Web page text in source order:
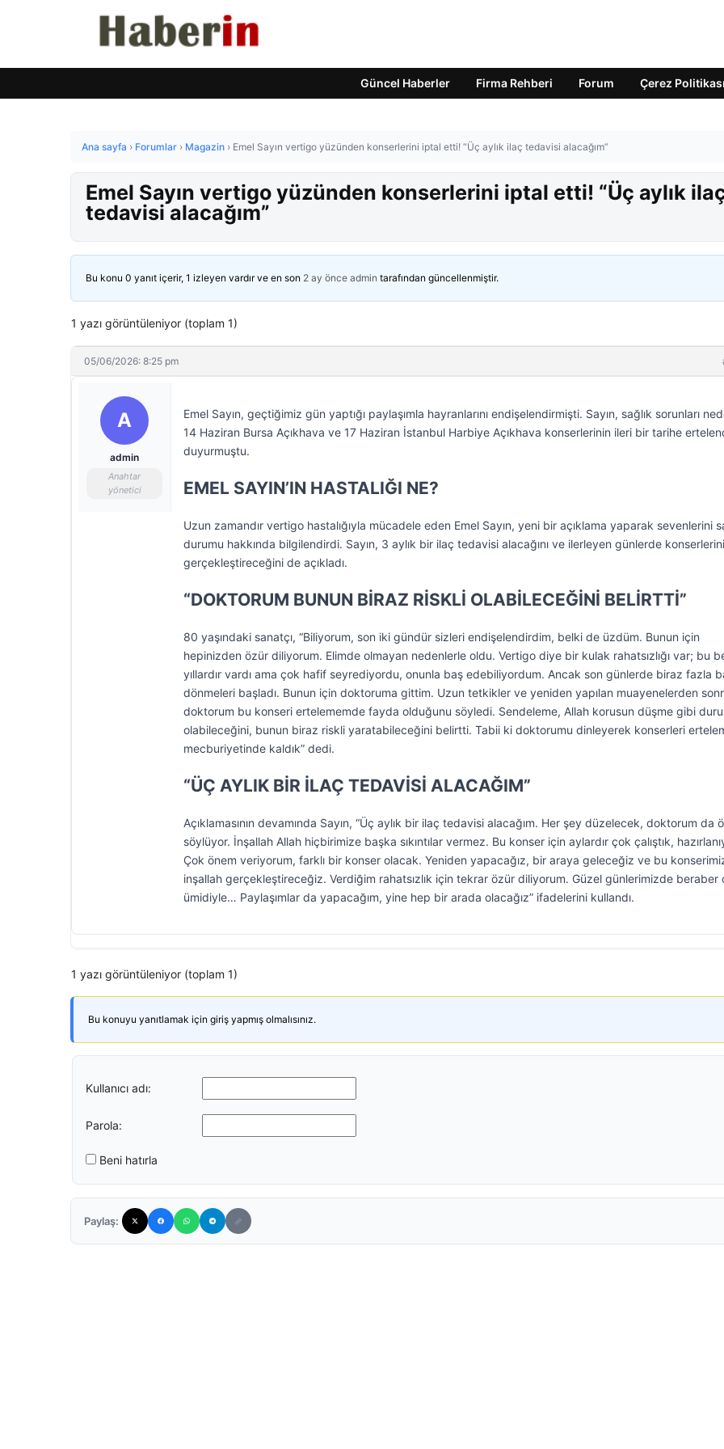
Güncel Haberler Firma Rehberi Forum Çerez Politikası
Ana sayfa › Forumlar › Magazin › Emel Sayın vertigo yüzünden konserlerini iptal etti! “Üç aylık ilaç tedavisi alacağım”
Emel Sayın vertigo yüzünden konserlerini iptal etti! “Üç aylık
tedavisi alacağım”
Bu konu 0 yanıt içerir, 1 izleyen vardır ve en son 2 ay önce admin tarafından güncellenmiştir.
1 yazı görüntüleniyor (toplam 1)
05/06/2026: 8:25 pm
A
admin
Anahtar
yönetici
Emel Sayın, geçtiğimiz gün yaptığı paylaşımla hayranlarını endişelendirmişti. Sayın, sağlık sorunları
14 Haziran Bursa Açıkhava ve 17 Haziran İstanbul Harbiye Açıkhava konserlerinin ileri bir tarihe
duyurmuştu.
EMEL SAYIN’IN HASTALIĞI NE?
Uzun zamandır vertigo hastalığıyla mücadele eden Emel Sayın, yeni bir açıklama yaparak sevenlerini
durumu hakkında bilgilendirdi. Sayın, 3 aylık bir ilaç tedavisi alacağını ve ilerleyen günlerde konserlerini
gerçekleştireceğini de açıkladı.
“DOKTORUM BUNUN BİRAZ RİSKLİ OLABİLECEĞİNİ BELİRTTİ”
80 yaşındaki sanatçı, “Biliyorum, son iki gündür sizleri endişelendirdim, belki de üzdüm. Bunun için
hepinizden özür diliyorum. Elimde olmayan nedenlerle oldu. Vertigo diye bir kulak rahatsızlığı var; bu
yıllardır vardı ama çok hafif seyrediyordu, onunla baş edebiliyordum. Ancak son günlerde biraz fazla
dönmeleri başladı. Bunun için doktoruma gittim. Uzun tetkikler ve yeniden yapılan muayenelerden
doktorum bu konseri ertelememde fayda olduğunu söyledi. Sendeleme, Allah korusun düşme gibi
olabileceğini, bunun biraz riskli yaratabileceğini belirtti. Tabii ki doktorumu dinleyerek konserleri
mecburiyetinde kaldık” dedi.
“ÜÇ AYLIK BİR İLAÇ TEDAVİSİ ALACAĞIM”
Açıklamasının devamında Sayın, “Üç aylık bir ilaç tedavisi alacağım. Her şey düzelecek, doktorum da
söylüyor. İnşallah Allah hiçbirimize başka sıkıntılar vermez. Bu konser için aylardır çok çalıştık,
Çok önem veriyorum, farklı bir konser olacak. Yeniden yapacağız, bir araya geleceğiz ve bu
inşallah gerçekleştireceğiz. Verdiğim rahatsızlık için tekrar özür diliyorum. Güzel günlerimizde beraber
ümidiyle… Paylaşımlar da yapacağım, yine hep bir arada olacağız” ifadelerini kullandı.
1 yazı görüntüleniyor (toplam 1)
Bu konuyu yanıtlamak için giriş yapmış olmalısınız.
Kullanıcı adı:
Parola:
Beni hatırla
Paylaş: